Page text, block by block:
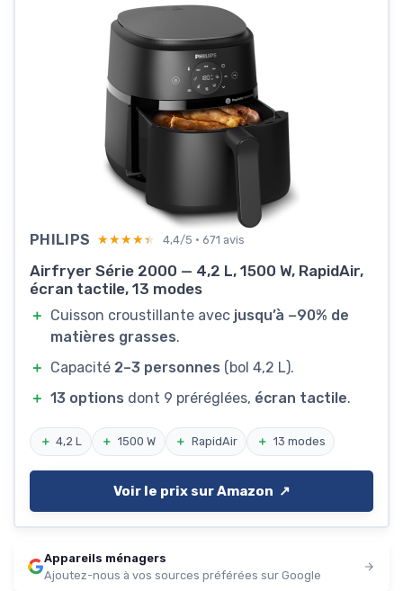
PHILIPS ★★★★★
★★★★★ 4,4/5 · 671 avis
Airfryer Série 2000 — 4,2 L, 1500 W, RapidAir,
écran tactile, 13 modes
＋ Cuisson croustillante avec jusqu’à −90% de
matières grasses.
＋ Capacité 2–3 personnes (bol 4,2 L).
＋ 13 options dont 9 préréglées, écran tactile.
＋ 4,2 L ＋ 1500 W ＋ RapidAir ＋ 13 modes
Voir le prix sur Amazon ↗️
Appareils ménagers
Ajoutez-nous à vos sources préférées sur Google